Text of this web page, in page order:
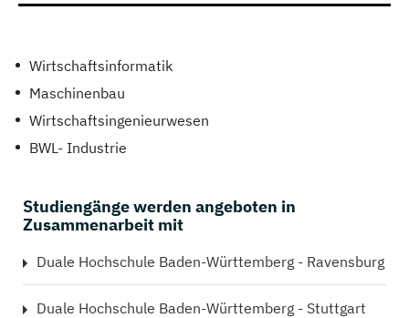
Wirtschaftsinformatik
Maschinenbau
Wirtschaftsingenieurwesen
BWL- Industrie
Studiengänge werden angeboten in
Zusammenarbeit mit
Duale Hochschule Baden-Württemberg - Ravensburg
Duale Hochschule Baden-Württemberg - Stuttgart